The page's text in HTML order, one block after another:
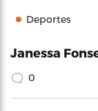
Deportes
Janessa
0